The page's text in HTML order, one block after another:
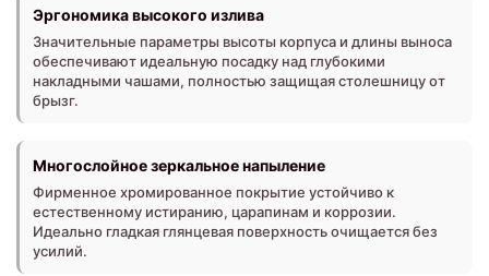
Эргономика высокого излива
Значительные параметры высоты корпуса и длины выноса
обеспечивают идеальную посадку над глубокими
накладными чашами, полностью защищая столешницу от
брызг.
Многослойное зеркальное напыление
Фирменное хромированное покрытие устойчиво к
естественному истиранию, царапинам и коррозии.
Идеально гладкая глянцевая поверхность очищается без
усилий.